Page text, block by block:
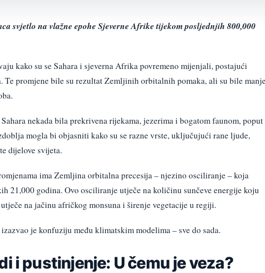
svjetlo na vlažne epohe Sjeverne Afrike tijekom posljednjih 800,000
kako su se Sahara i sjeverna Afrika povremeno mijenjali, postajući
Te promjene bile su rezultat Zemljinih orbitalnih pomaka, ali su bile
nekada bila prekrivena rijekama, jezerima i bogatom faunom, poput
mogla bi objasniti kako su se razne vrste, uključujući rane ljude,
dijelove svijeta.
ima Zemljina orbitalna precesija – njezino osciliranje – koja
21,000 godina. Ovo osciliranje utječe na količinu sunčeve energije koju
na jačinu afričkog monsuna i širenje vegetacije u regiji.
je konfuziju među klimatskim modelima – sve do sada.
i pustinjenje: U čemu je veza?